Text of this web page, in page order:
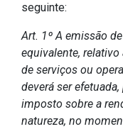
seguinte:
Art. 1º A emissão
equivalente, relativo
de serviços ou
deverá ser
imposto sobre a
natureza, no